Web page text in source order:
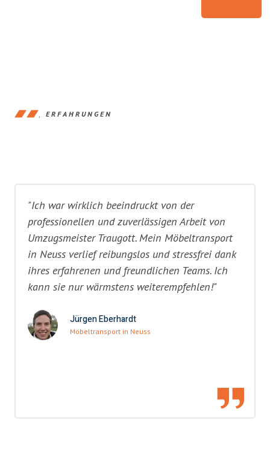
ERFAHRUNGEN
"Ich war wirklich beeindruckt von der
professionellen und zuverlässigen Arbeit von
Umzugsmeister Traugott. Mein Möbeltransport
in Neuss verlief reibungslos und stressfrei dank
ihres erfahrenen und freundlichen Teams. Ich
kann sie nur wärmstens weiterempfehlen!"
Jürgen Eberhardt
Möbeltransport in Neuss